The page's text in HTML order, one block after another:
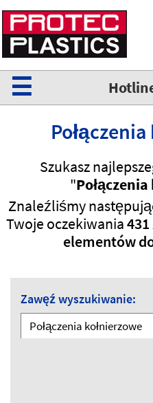
☰
Szukasz
"
Znaleźliśmy
Twoje oczekiwania
elementów
Zawęź wyszukiwanie:
Połączenia kołnierzowe